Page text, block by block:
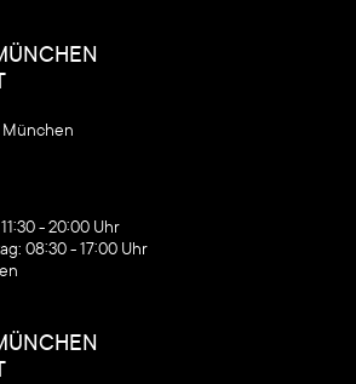
München
- 20:00 Uhr
08:30 - 17:00 Uhr